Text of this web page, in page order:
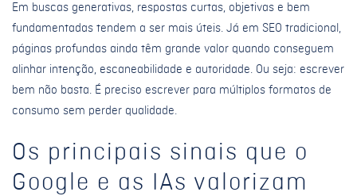
Em buscas generativas, respostas curtas, objetivas e bem
fundamentadas tendem a ser mais úteis. Já em SEO tradicional,
páginas profundas ainda têm grande valor quando conseguem
alinhar intenção, escaneabilidade e autoridade. Ou seja: escrever
bem não basta. É preciso escrever para múltiplos formatos de
consumo sem perder qualidade.
Os principais sinais que o
Google e as IAs valorizam